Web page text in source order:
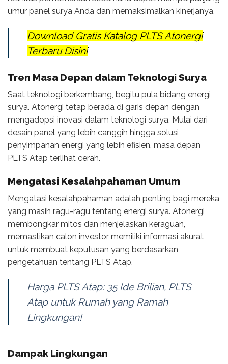
umur panel surya Anda dan memaksimalkan kinerjanya.
Download Gratis Katalog PLTS Atonergi
Terbaru Disini
Tren Masa Depan dalam Teknologi Surya
Saat teknologi berkembang, begitu pula bidang energi
surya. Atonergi tetap berada di garis depan dengan
mengadopsi inovasi dalam teknologi surya. Mulai dari
desain panel yang lebih canggih hingga solusi
penyimpanan energi yang lebih efisien, masa depan
PLTS Atap terlihat cerah.
Mengatasi Kesalahpahaman Umum
Mengatasi kesalahpahaman adalah penting bagi mereka
yang masih ragu-ragu tentang energi surya. Atonergi
membongkar mitos dan menjelaskan keraguan,
memastikan calon investor memiliki informasi akurat
untuk membuat keputusan yang berdasarkan
pengetahuan tentang PLTS Atap.
Harga PLTS Atap: 35 Ide Brilian, PLTS
Atap untuk Rumah yang Ramah
Lingkungan!
Dampak Lingkungan